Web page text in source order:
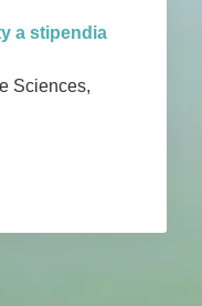
a stipendia
Sciences,